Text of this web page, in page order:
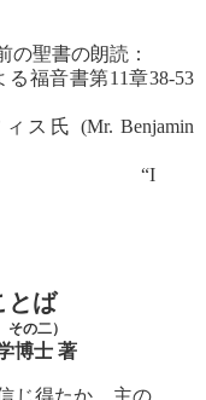
の聖書の朗読：
る福音書第11章38-53
ス氏 (Mr. Benjamin
“I
とば
その二）
博士 著
じ得たか。主の